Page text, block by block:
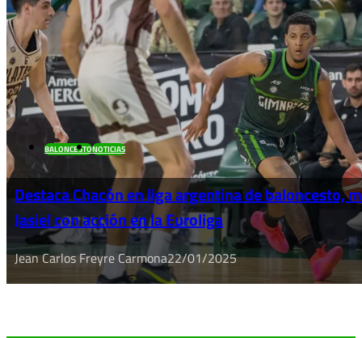
BALONCESTONOTICIAS
Destaca Chacón en liga argentina de baloncesto,
Jasiel con acción en la Euroliga
Jean Carlos Freyre Carmona22/01/2025